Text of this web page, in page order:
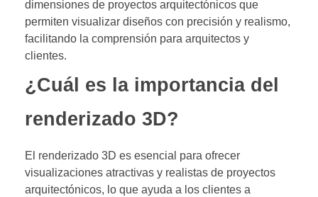
dimensiones de proyectos arquitectónicos que
permiten visualizar diseños con precisión y realismo,
facilitando la comprensión para arquitectos y
clientes.
¿Cuál es la importancia del
renderizado 3D?
El renderizado 3D es esencial para ofrecer
visualizaciones atractivas y realistas de proyectos
arquitectónicos, lo que ayuda a los clientes a